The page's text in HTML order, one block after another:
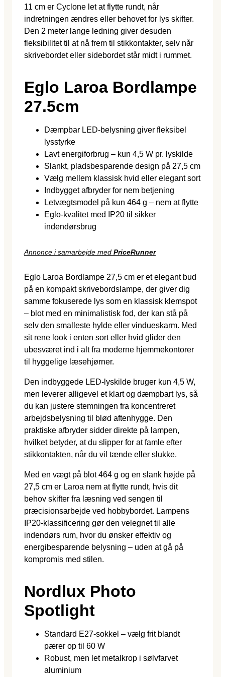
11 cm er Cyclone let at flytte rundt, når
indretningen ændres eller behovet for lys skifter.
Den 2 meter lange ledning giver desuden
fleksibilitet til at nå frem til stikkontakter, selv når
skrivebordet eller sidebordet står midt i rummet.
Eglo Laroa Bordlampe
27.5cm
Dæmpbar LED-belysning giver fleksibel
lysstyrke
Lavt energiforbrug – kun 4,5 W pr. lyskilde
Slankt, pladsbesparende design på 27,5 cm
Vælg mellem klassisk hvid eller elegant sort
Indbygget afbryder for nem betjening
Letvægtsmodel på kun 464 g – nem at flytte
Eglo-kvalitet med IP20 til sikker
indendørsbrug
Annonce i samarbejde med PriceRunner
Eglo Laroa Bordlampe 27,5 cm er et elegant bud
på en kompakt skrivebordslampe, der giver dig
samme fokuserede lys som en klassisk klemspot
– blot med en minimalistisk fod, der kan stå på
selv den smalleste hylde eller vindueskarm. Med
sit rene look i enten sort eller hvid glider den
ubesværet ind i alt fra moderne hjemmekontorer
til hyggelige læsehjørner.
Den indbyggede LED-lyskilde bruger kun 4,5 W,
men leverer alligevel et klart og dæmpbart lys, så
du kan justere stemningen fra koncentreret
arbejdsbelysning til blød aftenhygge. Den
praktiske afbryder sidder direkte på lampen,
hvilket betyder, at du slipper for at famle efter
stikkontakten, når du vil tænde eller slukke.
Med en vægt på blot 464 g og en slank højde på
27,5 cm er Laroa nem at flytte rundt, hvis dit
behov skifter fra læsning ved sengen til
præcisionsarbejde ved hobbybordet. Lampens
IP20-klassificering gør den velegnet til alle
indendørs rum, hvor du ønsker effektiv og
energibesparende belysning – uden at gå på
kompromis med stilen.
Nordlux Photo
Spotlight
Standard E27-sokkel – vælg frit blandt
pærer op til 60 W
Robust, men let metalkrop i sølvfarvet
aluminium